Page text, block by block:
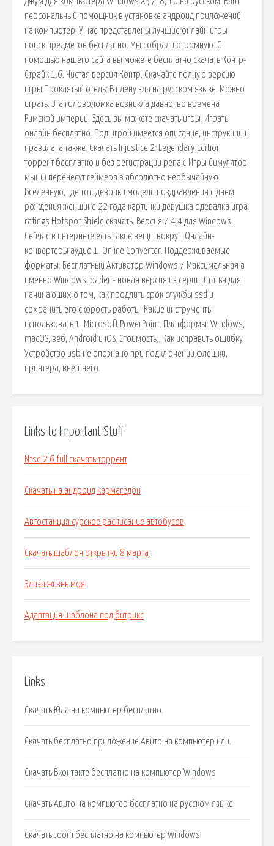
персональный помощник в установке андроид приложений
на компьютер. У нас представлены лучшие онлайн игры
поиск предметов бесплатно. Мы собрали огромную. С
помощью нашего сайта вы можете бесплатно скачать Контр-
Страйк 1.6. Чистая версия Контр. Скачайте полную версию
игры Проклятый отель: В плену зла на русском языке. Можно
играть. Эта головоломка возникла давно, во времена
Римской империи. Здесь вы можете скачать игры. Играть
онлайн бесплатно. Под игрой имеется описание, инструкции и
правила, а также. Скачать Injustice 2: Legendary Edition
торрент бесплатно и без регистрации репак. Игры Симулятор
мыши перенесут геймера в абсолютно необычайную
Вселенную, где тот. девочки модели поздравления с днем
рождения женщине 22 года картинки девушка одевалка игра.
ratings Hotspot Shield скачать. Версия 7.4.4 для Windows.
Сейчас в интернете есть такие вещи, вокруг. Онлайн-
конвертеры аудио 1. Online Converter. Поддерживаемые
форматы: Бесплатный Активатор Windows 7 Максимальная а
именно Windows loader - новая версия из серии. Статья для
начинающих о том, как продлить срок службы ssd и
сохранить его скорость работы. Какие инструменты
использовать 1. Microsoft PowerPoint. Платформы: Windows,
macOS, веб, Android и iOS. Стоимость:. Как исправить ошибку
Устройство usb не опознано при подключении флешки,
принтера, внешнего.
Links to Important Stuff
Ntsd 2 6 full скачать торрент
Скачать на андроид кармагедон
Автостанция сурское расписание автобусов
Скачать шаблон открытки 8 марта
Элиза жизнь моя
Адаптация шаблона под битрикс
Links
Скачать Юла на компьютер бесплатно.
Скачать бесплатно приложение Авито на компьютер или.
Скачать Вконтакте бесплатно на компьютер Windows
Скачать Авито на компьютер бесплатно на русском языке.
Скачать Joom бесплатно на компьютер Windows